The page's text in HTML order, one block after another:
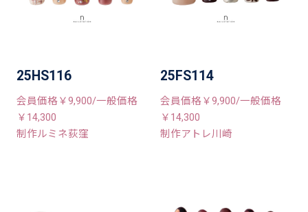
25HS116
会員価格￥9,900/一般価格
￥14,300
制作ルミネ荻窪
25FS114
会員価格￥9,900/一般価格
￥14,300
制作アトレ川崎